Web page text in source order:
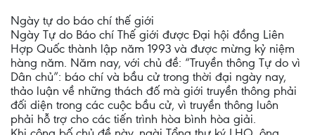
Ngày tự do báo chí thế giới
Ngày Tự do Báo chí Thế giới được Đại hội đồng Liên
Hợp Quốc thành lập năm 1993 và được mừng kỷ niệm
hàng năm. Năm nay, với chủ đề: “Truyền thông Tự do vì
Dân chủ”: báo chí và bầu cử trong thời đại ngày nay,
thảo luận về những thách đố mà giới truyền thông phải
đối diện trong các cuộc bầu cử, vì truyền thông luôn
phải hỗ trợ cho các tiến trình hòa bình hòa giải.